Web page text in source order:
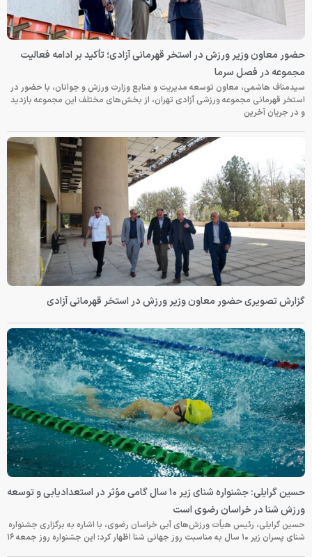
حضور معاون وزیر ورزش در استخر قهرمانی آزادی؛ تأکید بر ادامه فعالیت
مجموعه در فصل سرما
سیدمناف هاشمی، معاون توسعه مدیریت و منابع وزارت ورزش و جوانان، با حضور در
استخر قهرمانی مجموعه ورزشی آزادی تهران، از بخش‌های مختلف این مجموعه بازدید
و در جریان آخرین
گزارش تصویری حضور معاون وزیر ورزش در استخر قهرمانی آزادی
حسین گرایلی: جشنواره شنای زیر ۱۰ سال گامی مؤثر در استعدادیابی و توسعه
ورزش شنا در خراسان رضوی است
حسین گرایلی، رئیس هیأت ورزش‌های آبی خراسان رضوی، با اشاره به برگزاری جشنواره
شنای پسران زیر ۱۰ سال به مناسبت روز جهانی شنا اظهار کرد: این جشنواره روز جمعه‌ ۱۶